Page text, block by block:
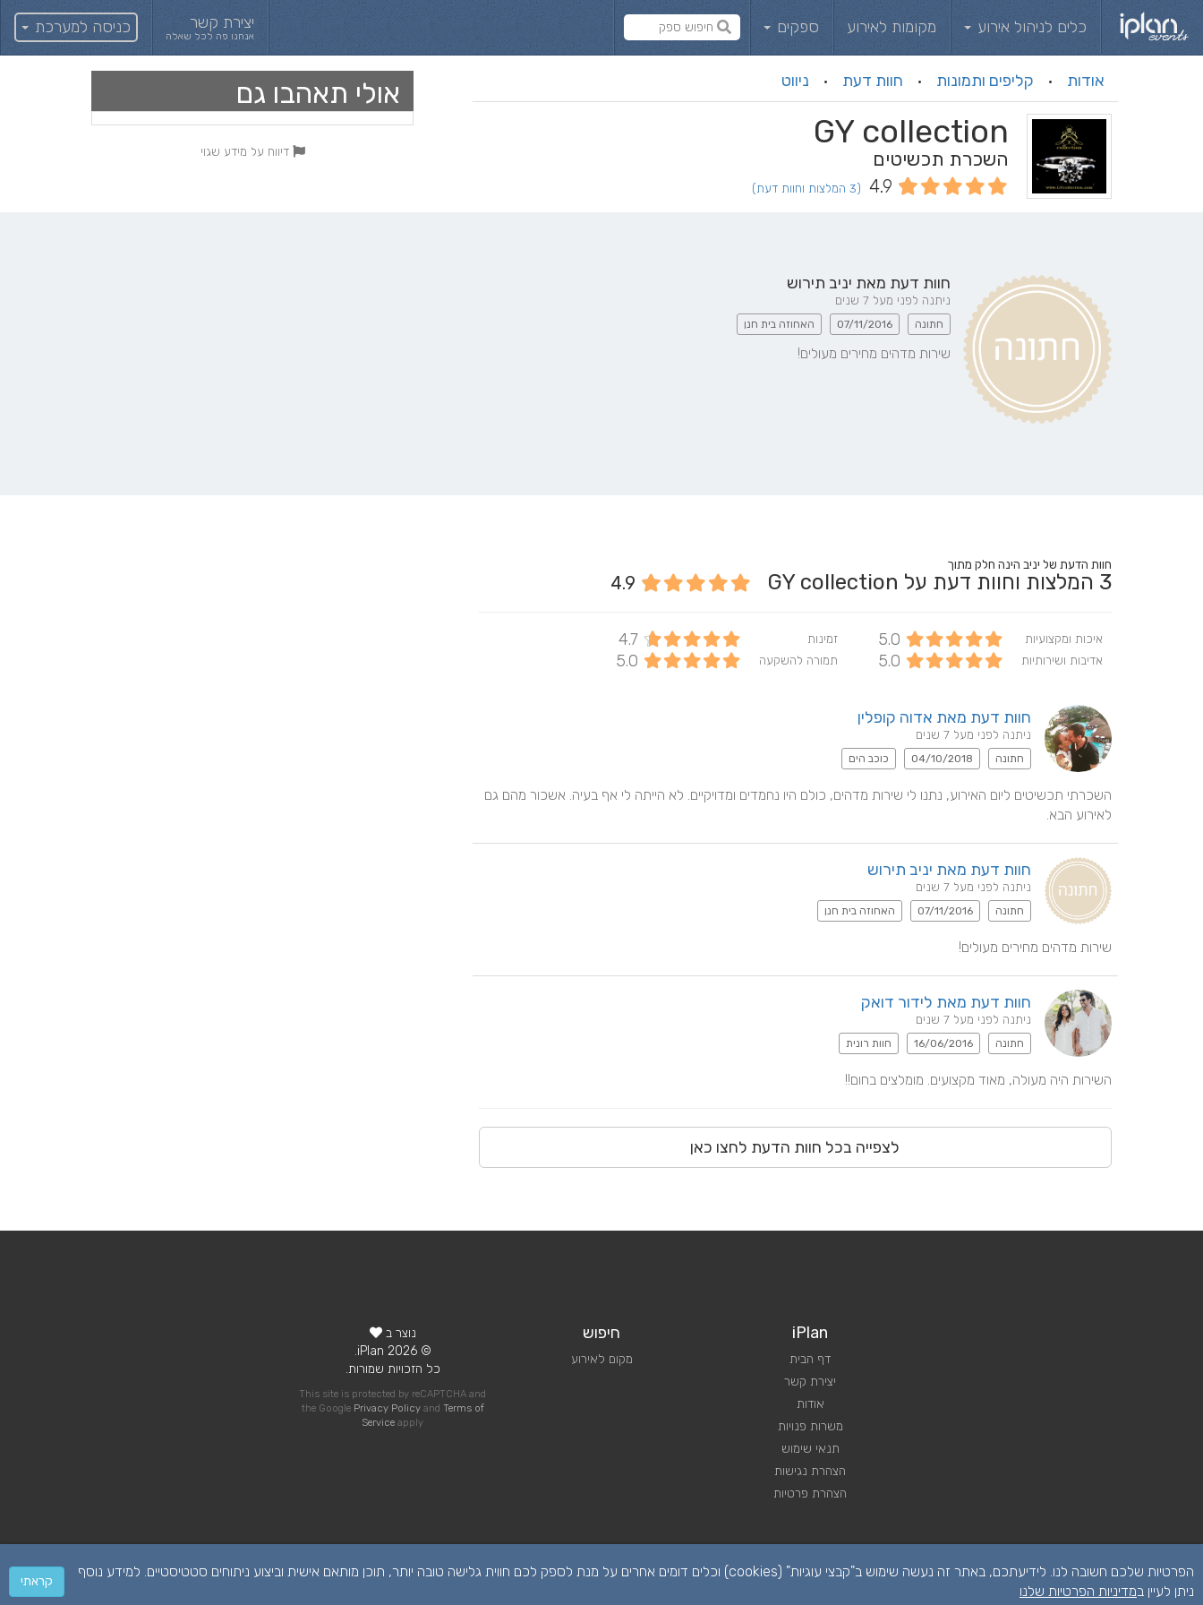
כלים לניהול אירוע מקומות לאירוע ספקים יצירת קשר
אנחנו פה לכל שאלה כניסה למערכת
אודות · קליפים ותמונות · חוות דעת · ניווט אולי תאהבו גם
דיווח על מידע שגוי
GY collection
השכרת תכשיטים
4.9 (3 המלצות וחוות דעת)
חוות דעת מאת יניב תירוש
ניתנה לפני מעל 7 שנים
חתונה 07/11/2016 האחוזה בית חנן
שירות מדהים מחירים מעולים!
חוות הדעת של יניב הינה חלק מתוך
3 המלצות וחוות דעת על GY collection 4.9
איכות ומקצועיות 5.0 זמינות 4.7
אדיבות ושירותיות 5.0 תמורה להשקעה 5.0
חוות דעת מאת אדוה קופלין
ניתנה לפני מעל 7 שנים
חתונה 04/10/2018 כוכב הים
לאירוע הבא.
חוות דעת מאת יניב תירוש
ניתנה לפני מעל 7 שנים
חתונה 07/11/2016 האחוזה בית חנן
שירות מדהים מחירים מעולים!
חוות דעת מאת לידור דואק
ניתנה לפני מעל 7 שנים
חתונה 16/06/2016 חוות רונית
השירות היה מעולה, מאוד מקצועים. מומלצים בחום!!
לצפייה בכל חוות הדעת לחצו כאן
iPlan
דף הבית
יצירת קשר
אודות
משרות פנויות
תנאי שימוש
הצהרת נגישות
הצהרת פרטיות
חיפוש
מקום לאירוע
נוצר ב
© 2026 iPlan.
כל הזכויות שמורות.
This site is protected by reCAPTCHA and
the Google Privacy Policyand Terms of
Service apply
הפרטיות שלכם חשובה לנו. לידיעתכם, באתר זה נעשה שימוש ב"קבצי עוגיות" (cookies) וכלים דומים אחרים על מנת לספק לכם חווית גלישה טובה יותר, תוכן מותאם אישית וביצוע ניתוחים סטטיסטיים. למידע נוסף
ניתן לעיין במדיניות הפרטיות שלנו
קראתי